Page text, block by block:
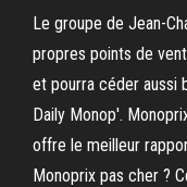
Le groupe de Jean-
propres points de
et pourra céder aussi
Daily Monop'.
offre le meilleur
Monoprix pas cher ?